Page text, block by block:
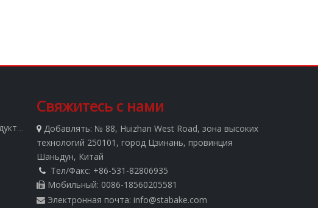
Машина для обработки теста для пищевых продуктов
Свяжитесь с нами
 Добавлять: № 88, Huizhan West Road, зона высоких
технологий 250101, город Цзинань, провинция
Шаньдун, Китай
 Тел/Факс: +86-531-82806935
 Мобильный: 0086-18560205581
 Электронная почта: info@stabake.com